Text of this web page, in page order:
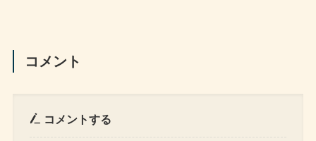
コメント
コメントする